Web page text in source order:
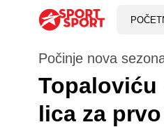
Počinje nova
Topaloviću
lica za